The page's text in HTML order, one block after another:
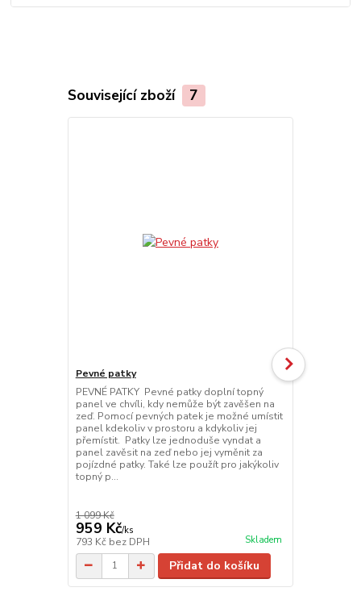
Související zboží 7
Pevné patky
PEVNÉ PATKY Pevné patky doplní topný
panel ve chvíli, kdy nemůže být zavěšen na
zeď. Pomocí pevných patek je možné umístit
panel kdekoliv v prostoru a kdykoliv jej
přemístit. Patky lze jednoduše vyndat a
panel zavěsit na zeď nebo jej vyměnit za
pojízdné patky. Také lze použít pro jakýkoliv
topný p...
1 099 Kč
959 Kč/ks
793 Kč bez DPH Skladem
Přidat do košíku
Pojízdné